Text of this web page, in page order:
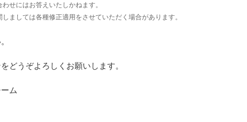
せにはお答えいたしかねます。
ましては各種修正適用をさせていただく場合があります。
どうぞよろしくお願いします。
ム